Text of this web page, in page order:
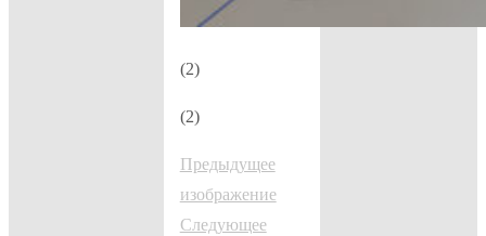
(2)
(2)
Предыдущее
изображение
Следующее